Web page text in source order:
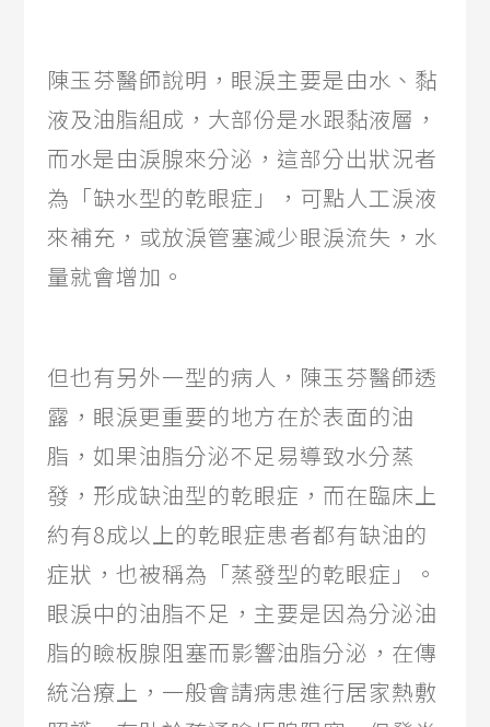
陳玉芬醫師說明，眼淚主要是由水、黏
液及油脂組成，大部份是水跟黏液層，
而水是由淚腺來分泌，這部分出狀況者
為「缺水型的乾眼症」，可點人工淚液
來補充，或放淚管塞減少眼淚流失，水
量就會增加。
但也有另外一型的病人，陳玉芬醫師透
露，眼淚更重要的地方在於表面的油
脂，如果油脂分泌不足易導致水分蒸
發，形成缺油型的乾眼症，而在臨床上
約有8成以上的乾眼症患者都有缺油的
症狀，也被稱為「蒸發型的乾眼症」。
眼淚中的油脂不足，主要是因為分泌油
脂的瞼板腺阻塞而影響油脂分泌，在傳
統治療上，一般會請病患進行居家熱敷